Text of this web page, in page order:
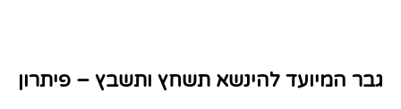
גבר המיועד להינשא תשחץ ותשבץ – פיתרון